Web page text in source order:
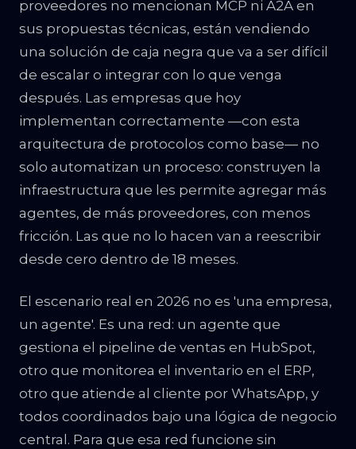
proveedores no mencionan MCP ni A2A en
sus propuestas técnicas, están vendiendo
una solución de caja negra que va a ser difícil
de escalar o integrar con lo que venga
después. Las empresas que hoy
implementan correctamente —con esta
arquitectura de protocolos como base— no
solo automatizan un proceso: construyen la
infraestructura que les permite agregar más
agentes, de más proveedores, con menos
fricción. Las que no lo hacen van a reescribir
desde cero dentro de 18 meses.
El escenario real en 2026 no es 'una empresa,
un agente'. Es una red: un agente que
gestiona el pipeline de ventas en HubSpot,
otro que monitorea el inventario en el ERP,
otro que atiende al cliente por WhatsApp, y
todos coordinados bajo una lógica de negocio
central. Para que esa red funcione sin